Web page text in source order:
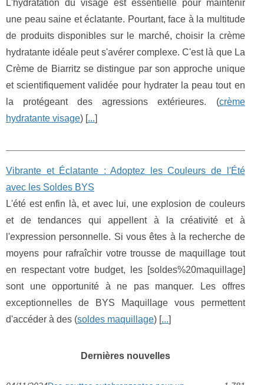
L'hydratation du visage est essentielle pour maintenir
une peau saine et éclatante. Pourtant, face à la multitude
de produits disponibles sur le marché, choisir la crème
hydratante idéale peut s'avérer complexe. C'est là que La
Crème de Biarritz se distingue par son approche unique
et scientifiquement validée pour hydrater la peau tout en
la protégeant des agressions extérieures. (crème
hydratante visage) [...]
Vibrante et Éclatante : Adoptez les Couleurs de l'Été
avec les Soldes BYS
L'été est enfin là, et avec lui, une explosion de couleurs
et de tendances qui appellent à la créativité et à
l'expression personnelle. Si vous êtes à la recherche de
moyens pour rafraîchir votre trousse de maquillage tout
en respectant votre budget, les [soldes%20maquillage]
sont une opportunité à ne pas manquer. Les offres
exceptionnelles de BYS Maquillage vous permettent
d'accéder à des (soldes maquillage) [...]
Dernières nouvelles